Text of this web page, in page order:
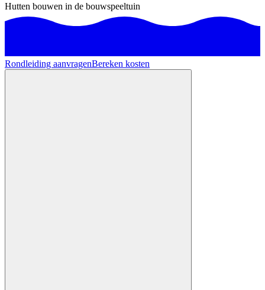
Hutten bouwen in de bouwspeeltuin
Rondleiding aanvragenBereken kosten